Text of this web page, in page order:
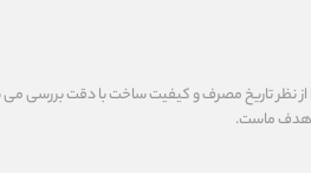
از نظر تاریخ مصرف و كيفيت ساخت با دقت بررسى می
هدف ماست.